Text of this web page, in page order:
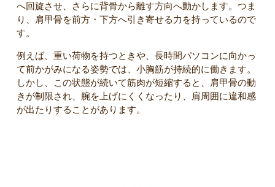
へ回旋させ、さらに背骨から離す方向へ動かします。つま
り、肩甲骨を前方・下方へ引き寄せる力を持っているので
す。
例えば、重い荷物を持つときや、長時間パソコンに向かっ
て前かがみになる姿勢では、小胸筋が持続的に働きます。
しかし、この状態が続いて筋肉が短縮すると、肩甲骨の動
きが制限され、腕を上げにくくなったり、肩周囲に違和感
が出たりすることがあります。